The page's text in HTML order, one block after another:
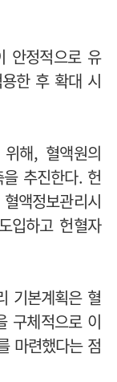
안정적으로 유
한 후 확대 시
해, 혈액원의
추진한다. 헌
액정보관리시
입하고 헌혈자
기본계획은 혈
구체적으로 이
마련했다는 점